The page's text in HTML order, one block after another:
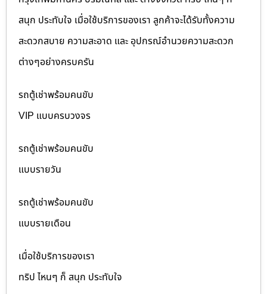
สนุก ประทับใจ เมื่อใช้บริการของเรา ลูกค้าจะได้รับทั้งความ
สะดวกสบาย ความสะอาด และ อุปกรณ์อำนวยความสะดวก
ต่างๆอย่างครบครัน
รถตู้เช่าพร้อมคนขับ
VIP แบบครบวงจร
รถตู้เช่าพร้อมคนขับ
แบบรายวัน
รถตู้เช่าพร้อมคนขับ
แบบรายเดือน
เมื่อใช้บริการของเรา
ทริป ไหนๆ ก็ สนุก ประทับใจ